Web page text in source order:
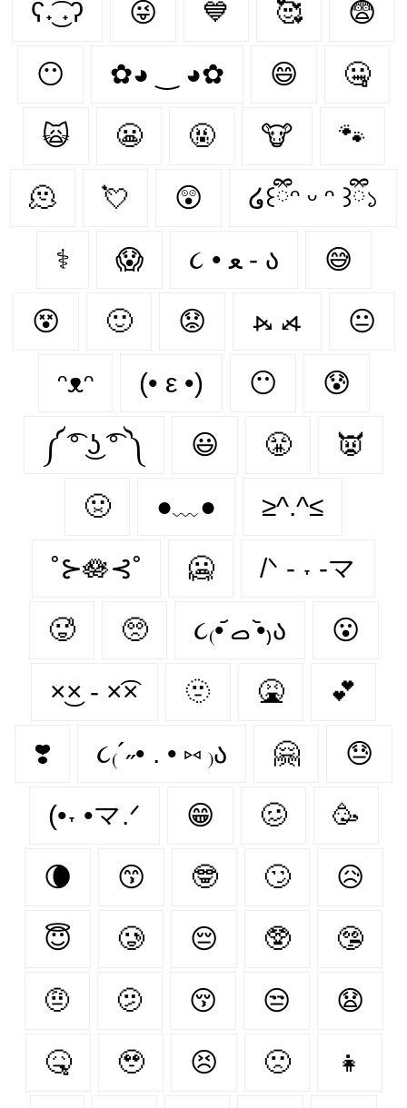
ʕ˖͜͡ ˖ʔ 😜 💙 🥰 😨
😶‍ ✿◕ ‿ ◕✿ 😄 🤐
🙀 😬 🤬 🐮 🐾
🫠 💘 😲 ໒꒰ྀིᵔ ᵕ ᵔ ꒱ྀི১
⚕ 😱 ૮ • ﻌ - ა⁩ 😅
😵 🙂 😟 ⦮ ⦯ 😐
ᵔᴥᵔ (• ε •) 😶 😰
༼ ͡° ͜ʖ ͡° ༽ 😃 😤 👿
🤢 ●﹏● ≥^.^≤
˚⊱🪷⊰˚ 🥶 /ᐠ - ˕ -マ
🥵 🥺 ૮₍•᷄ ࡇ •᷅₎ა 😮‍
×͜× - ×͡× 🫥 🤮 💕
❣️ ૮₍´˶• . • ⑅ ₎ა 🤗 😓
(•˕ •マ.ᐟ 😁 🥴 🥳
🌘 😙 🤓 🙄 😥
😇 🥲 😔 🥸 🤥
🤨 🫤 😚 😒 😧
🤒 🥹 😣 🙁 👧